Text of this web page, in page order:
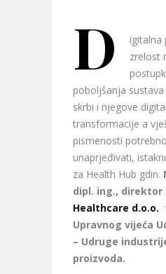
D
igitalna
zrelost
poboljšanja
skrbi i njegove
transformacije a
pismenosti
unaprjeđivati,
za Health Hub gdin.
dipl. ing., direktor
Healthcare d.o.o.
Upravnog vijeća
– Udruge
proizvoda.